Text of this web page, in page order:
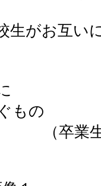
生がお互い
日に （
ぐもの
（卒業生